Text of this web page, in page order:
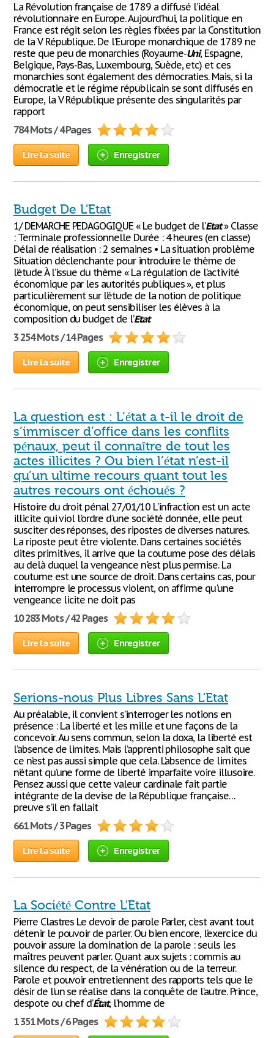
La Révolution française de 1789 a diffusé l’idéal
révolutionnaire en Europe. Aujourd’hui, la politique en
France est régit selon les règles fixées par la Constitution
de la V République. De l’Europe monarchique de 1789 ne
reste que peu de monarchies (Royaume-Uni, Espagne,
Belgique, Pays-Bas, Luxembourg, Suède, etc) et ces
monarchies sont également des démocraties. Mais, si la
démocratie et le régime républicain se sont diffusés en
Europe, la V République présente des singularités par
rapport
784 Mots / 4 Pages
Lire la suite Enregistrer
Budget De L'Etat
1/ DEMARCHE PEDAGOGIQUE « Le budget de l’Etat» Classe
: Terminale professionnelle Durée : 4 heures (en classe)
Délai de réalisation : 2 semaines • La situation problème
Situation déclenchante pour introduire le thème de
l’étude À l’issue du thème « La régulation de l’activité
économique par les autorités publiques », et plus
particulièrement sur l’étude de la notion de politique
économique, on peut sensibiliser les élèves à la
composition du budget de l’Etat
3 254 Mots / 14 Pages
Lire la suite Enregistrer
La question est : L’état a t-il le droit de
s’immiscer d’office dans les conflits
pénaux, peut il connaître de tout les
actes illicites ? Ou bien l’état n’est-il
qu’un ultime recours quant tout les
autres recours ont échoués ?
Histoire du droit pénal 27/01/10 L'infraction est un acte
illicite qui viol l'ordre d'une société donnée, elle peut
susciter des réponses, des ripostes de diverses natures.
La riposte peut être violente. Dans certaines sociétés
dites primitives, il arrive que la coutume pose des délais
au delà duquel la vengeance n'est plus permise. La
coutume est une source de droit. Dans certains cas, pour
interrompre le processus violent, on affirme qu'une
vengeance licite ne doit pas
10 283 Mots / 42 Pages
Lire la suite Enregistrer
Serions-nous Plus Libres Sans L'Etat
Au préalable, il convient s’interroger les notions en
présence : La liberté et les mille et une façons de la
concevoir. Au sens commun, selon la doxa, la liberté est
l’absence de limites. Mais l’apprenti philosophe sait que
ce n’est pas aussi simple que cela. L’absence de limites
n’étant qu’une forme de liberté imparfaite voire illusoire.
Pensez aussi que cette valeur cardinale fait partie
intégrante de la devise de la République française…
preuve s’il en fallait
661 Mots / 3 Pages
Lire la suite Enregistrer
La Société Contre L'Etat
Pierre Clastres Le devoir de parole Parler, c’est avant tout
détenir le pouvoir de parler. Ou bien encore, l’exercice du
pouvoir assure la domination de la parole : seuls les
maîtres peuvent parler. Quant aux sujets : commis au
silence du respect, de la vénération ou de la terreur.
Parole et pouvoir entretiennent des rapports tels que le
désir de l’un se réalise dans la conquête de l’autre. Prince,
despote ou chef d’État, l’homme de
1 351 Mots / 6 Pages